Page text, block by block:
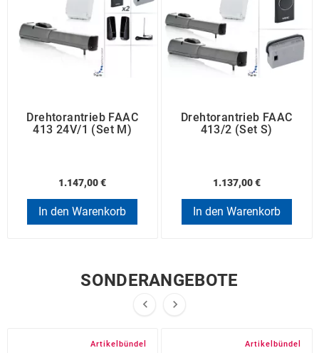
Drehtorantrieb FAAC
413 24V/1 (Set M)
1.147,00 €
In den Warenkorb
Drehtorantrieb FAAC
413/2 (Set S)
1.137,00 €
In den Warenkorb
SONDERANGEBOTE
 
Artikelbündel Artikelbündel